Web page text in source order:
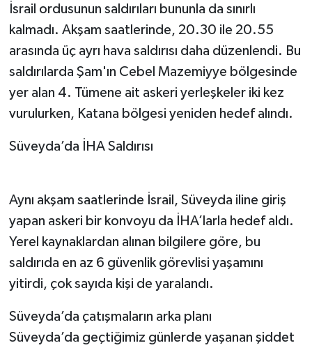
İsrail ordusunun saldırıları bununla da sınırlı
kalmadı. Akşam saatlerinde, 20.30 ile 20.55
arasında üç ayrı hava saldırısı daha düzenlendi. Bu
saldırılarda Şam'ın Cebel Mazemiyye bölgesinde
yer alan 4. Tümene ait askeri yerleşkeler iki kez
vurulurken, Katana bölgesi yeniden hedef alındı.
Süveyda’da İHA Saldırısı
Aynı akşam saatlerinde İsrail, Süveyda iline giriş
yapan askeri bir konvoyu da İHA’larla hedef aldı.
Yerel kaynaklardan alınan bilgilere göre, bu
saldırıda en az 6 güvenlik görevlisi yaşamını
yitirdi, çok sayıda kişi de yaralandı.
Süveyda’da çatışmaların arka planı
Süveyda’da geçtiğimiz günlerde yaşanan şiddet